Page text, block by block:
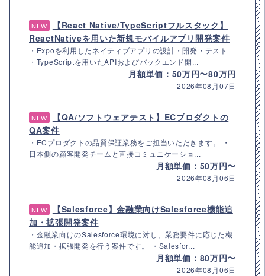
NEW
【React Native/TypeScriptフルスタック】
ReactNativeを用いた新規モバイルアプリ開発案件
・Expoを利用したネイティブアプリの設計・開発・テスト
・TypeScriptを用いたAPIおよびバックエンド開...
月額単価：50万円〜80万円
2026年08月07日
NEW
【QA/ソフトウェアテスト】ECプロダクトの
QA案件
・ECプロダクトの品質保証業務をご担当いただきます。 ・
日本側の顧客開発チームと直接コミュニケーショ...
月額単価：50万円〜
2026年08月06日
NEW
【Salesforce】金融業向けSalesforce機能追
加・拡張開発案件
・金融業向けのSalesforce環境に対し、業務要件に応じた機
能追加・拡張開発を行う案件です。 ・Salesfor...
月額単価：80万円〜
2026年08月06日